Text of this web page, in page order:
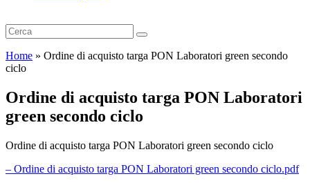
Home » Ordine di acquisto targa PON Laboratori green secondo
ciclo
Ordine di acquisto targa PON Laboratori
green secondo ciclo
Ordine di acquisto targa PON Laboratori green secondo ciclo
– Ordine di acquisto targa PON Laboratori green secondo ciclo.pdf